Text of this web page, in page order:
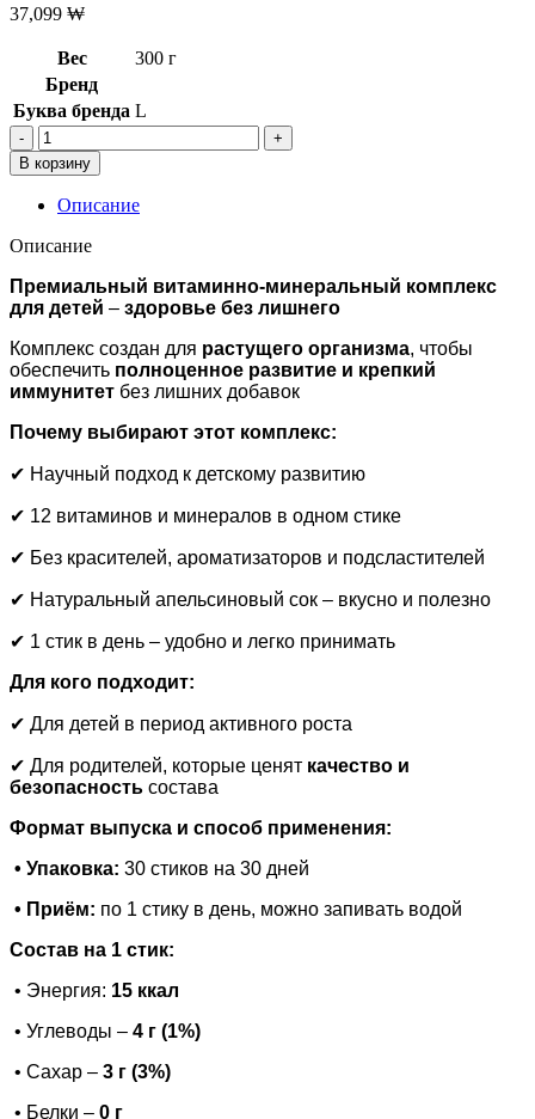
37,099 ₩
Вес
300 г
Бренд
Буква бренда L
Количество
товара
[LG]
Детские
мультивитамины
в
Kids
Vita
В корзину
Описание
Описание
Премиальный витаминно-минеральный комплекс
для детей – здоровье без лишнего
Комплекс создан для растущего организма, чтобы
обеспечить полноценное развитие и крепкий
иммунитет без лишних добавок
Почему выбирают этот комплекс:
✔ Научный подход к детскому развитию
✔ 12 витаминов и минералов в одном стике
✔ Без красителей, ароматизаторов и подсластителей
✔ Натуральный апельсиновый сок – вкусно и полезно
✔ 1 стик в день – удобно и легко принимать
Для кого подходит:
✔ Для детей в период активного роста
✔ Для родителей, которые ценят качество и
безопасность состава
Формат выпуска и способ применения:
• Упаковка: 30 стиков на 30 дней
• Приём: по 1 стику в день, можно запивать водой
Состав на 1 стик:
• Энергия: 15 ккал
• Углеводы – 4 г (1%)
• Сахар – 3 г (3%)
• Белки – 0 г